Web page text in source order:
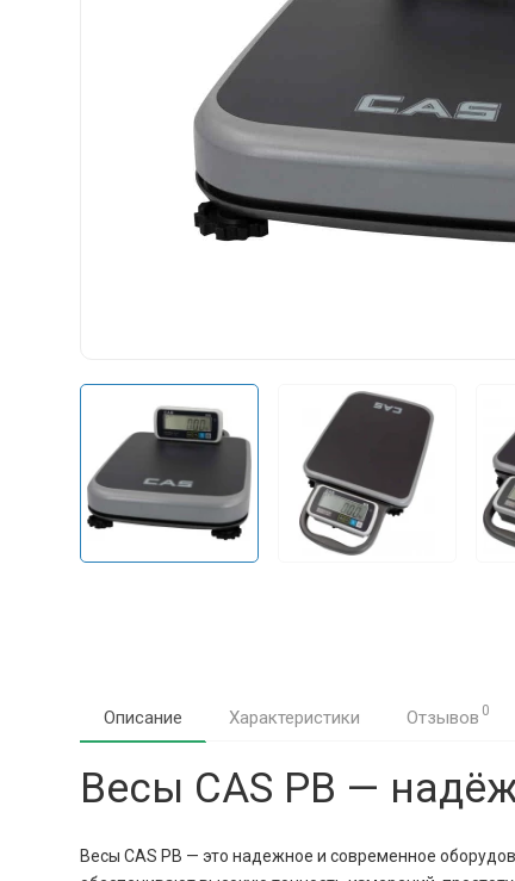
Описание Характеристики Отзывов 0
Весы CAS PB —
Весы CAS PB — это надежное и современное